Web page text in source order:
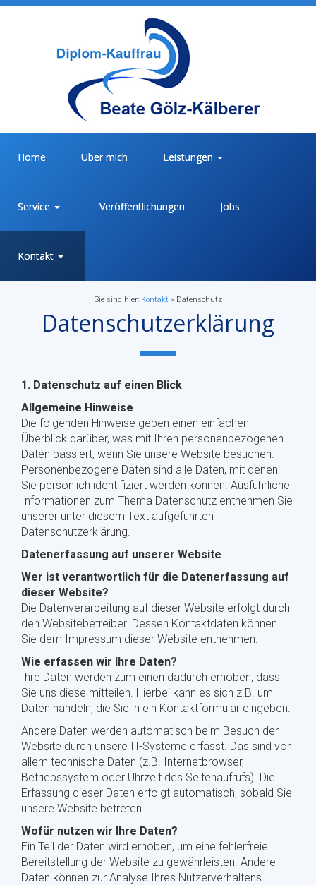
Home Über mich Leistungen
Service Veröffentlichungen Jobs
Kontakt
Sie sind hier: Kontakt » Datenschutz
Datenschutzerklärung
1. Datenschutz auf einen Blick
Allgemeine Hinweise
Die folgenden Hinweise geben einen einfachen
Überblick darüber, was mit Ihren personenbezogenen
Daten passiert, wenn Sie unsere Website besuchen.
Personenbezogene Daten sind alle Daten, mit denen
Sie persönlich identifiziert werden können. Ausführliche
Informationen zum Thema Datenschutz entnehmen Sie
unserer unter diesem Text aufgeführten
Datenschutzerklärung.
Datenerfassung auf unserer Website
Wer ist verantwortlich für die Datenerfassung auf
dieser Website?
Die Datenverarbeitung auf dieser Website erfolgt durch
den Websitebetreiber. Dessen Kontaktdaten können
Sie dem Impressum dieser Website entnehmen.
Wie erfassen wir Ihre Daten?
Ihre Daten werden zum einen dadurch erhoben, dass
Sie uns diese mitteilen. Hierbei kann es sich z.B. um
Daten handeln, die Sie in ein Kontaktformular eingeben.
Andere Daten werden automatisch beim Besuch der
Website durch unsere IT-Systeme erfasst. Das sind vor
allem technische Daten (z.B. Internetbrowser,
Betriebssystem oder Uhrzeit des Seitenaufrufs). Die
Erfassung dieser Daten erfolgt automatisch, sobald Sie
unsere Website betreten.
Wofür nutzen wir Ihre Daten?
Ein Teil der Daten wird erhoben, um eine fehlerfreie
Bereitstellung der Website zu gewährleisten. Andere
Daten können zur Analyse Ihres Nutzerverhaltens